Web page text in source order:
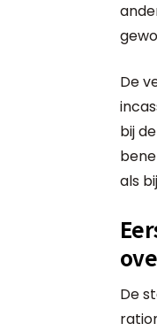
De
bij
als
De